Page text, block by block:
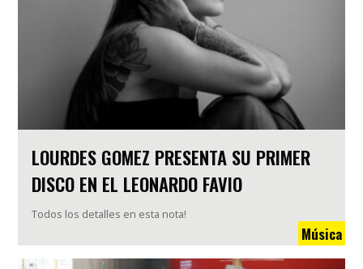
LOURDES GOMEZ PRESENTA SU PRIMER
DISCO EN EL LEONARDO FAVIO
Todos los detalles en esta nota!
Música